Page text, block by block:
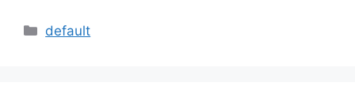
分
default